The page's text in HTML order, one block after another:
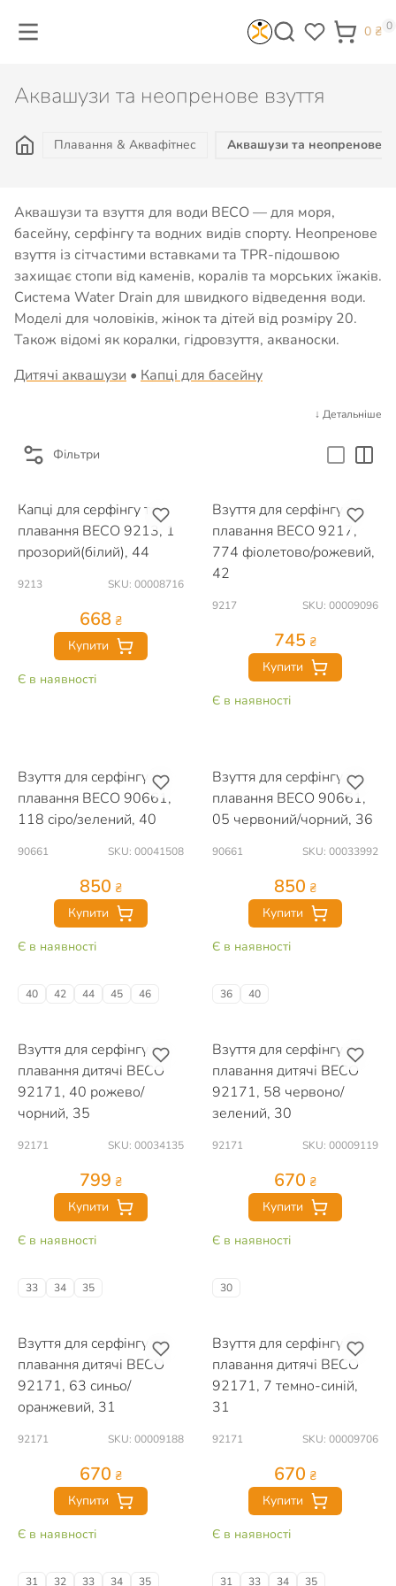
0 ₴ 0
Аквашузи та неопренове взуття
Плавання & Аквафітнес Аквашузи та неопренове
Аквашузи та взуття для води BECO — для моря,
басейну, серфінгу та водних видів спорту. Неопренове
взуття із сітчастими вставками та TPR-підошвою
захищає стопи від каменів, коралів та морських їжаків.
Система Water Drain для швидкого відведення води.
Моделі для чоловіків, жінок та дітей від розміру 20.
Також відомі як коралки, гідровзуття, акваноски.
Дитячі аквашузи • Капці для басейну
↓ Детальніше
Фільтри
Капці для серфінгу та
плавання BECO 9213, 1
прозорий(білий), 44
9213 SKU: 00008716
668 ₴
Купити
Є в наявності
Взуття для серфінгу та
плавання BECO 9217,
774 фіолетово/рожевий,
42
9217 SKU: 00009096
745 ₴
Купити
Є в наявності
Взуття для серфінгу та
плавання BECO 90661,
118 сіро/зелений, 40
90661 SKU: 00041508
850 ₴
Купити
Є в наявності
40 42 44 45 46
Взуття для серфінгу та
плавання BECO 90661,
05 червоний/чорний, 36
90661 SKU: 00033992
850 ₴
Купити
Є в наявності
36 40
Взуття для серфінгу та
плавання дитячі BECO
92171, 40 рожево/
чорний, 35
92171 SKU: 00034135
799 ₴
Купити
Є в наявності
33 34 35
Взуття для серфінгу та
плавання дитячі BECO
92171, 58 червоно/
зелений, 30
92171 SKU: 00009119
670 ₴
Купити
Є в наявності
30
Взуття для серфінгу та
плавання дитячі BECO
92171, 63 синьо/
оранжевий, 31
92171 SKU: 00009188
670 ₴
Купити
Є в наявності
31 32 33 34 35
Взуття для серфінгу та
плавання дитячі BECO
92171, 7 темно-синій,
31
92171 SKU: 00009706
670 ₴
Купити
Є в наявності
31 33 34 35